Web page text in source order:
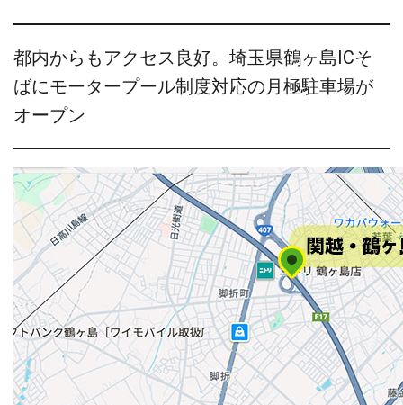
都内からもアクセス良好。埼玉県鶴ヶ島ICそ
ばにモータープール制度対応の月極駐車場が
オープン